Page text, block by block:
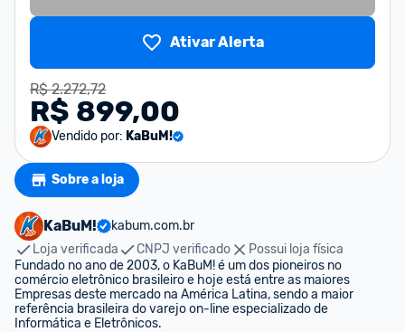
Ativar Alerta
R$ 2.272,72
R$ 899,00
Vendido por: KaBuM!
Sobre a loja
KaBuM!
kabum.com.br
Loja verificada
CNPJ verificado
Possui loja física
Fundado no ano de 2003, o KaBuM! é um dos pioneiros no
comércio eletrônico brasileiro e hoje está entre as maiores
Empresas deste mercado na América Latina, sendo a maior
referência brasileira do varejo on-line especializado de
Informática e Eletrônicos.